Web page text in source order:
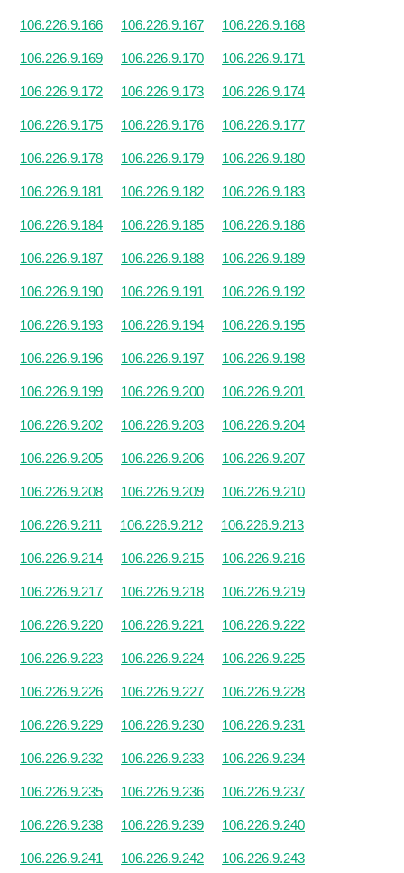
106.226.9.166 106.226.9.167 106.226.9.168
106.226.9.169 106.226.9.170 106.226.9.171
106.226.9.172 106.226.9.173 106.226.9.174
106.226.9.175 106.226.9.176 106.226.9.177
106.226.9.178 106.226.9.179 106.226.9.180
106.226.9.181 106.226.9.182 106.226.9.183
106.226.9.184 106.226.9.185 106.226.9.186
106.226.9.187 106.226.9.188 106.226.9.189
106.226.9.190 106.226.9.191 106.226.9.192
106.226.9.193 106.226.9.194 106.226.9.195
106.226.9.196 106.226.9.197 106.226.9.198
106.226.9.199 106.226.9.200 106.226.9.201
106.226.9.202 106.226.9.203 106.226.9.204
106.226.9.205 106.226.9.206 106.226.9.207
106.226.9.208 106.226.9.209 106.226.9.210
106.226.9.211 106.226.9.212 106.226.9.213
106.226.9.214 106.226.9.215 106.226.9.216
106.226.9.217 106.226.9.218 106.226.9.219
106.226.9.220 106.226.9.221 106.226.9.222
106.226.9.223 106.226.9.224 106.226.9.225
106.226.9.226 106.226.9.227 106.226.9.228
106.226.9.229 106.226.9.230 106.226.9.231
106.226.9.232 106.226.9.233 106.226.9.234
106.226.9.235 106.226.9.236 106.226.9.237
106.226.9.238 106.226.9.239 106.226.9.240
106.226.9.241 106.226.9.242 106.226.9.243